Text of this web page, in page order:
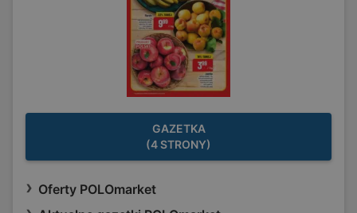
GAZETKA
(4 STRONY)
Oferty POLOmarket